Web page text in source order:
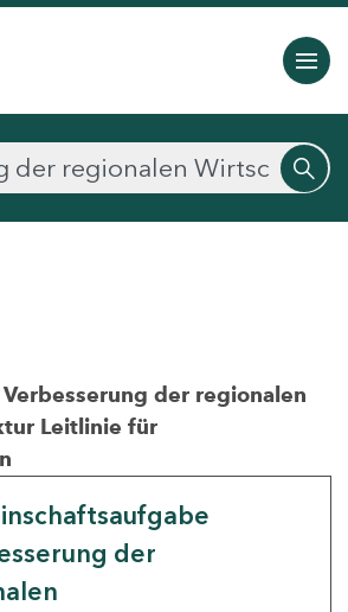
Verbesserung der regionalen
Leitlinie für
der